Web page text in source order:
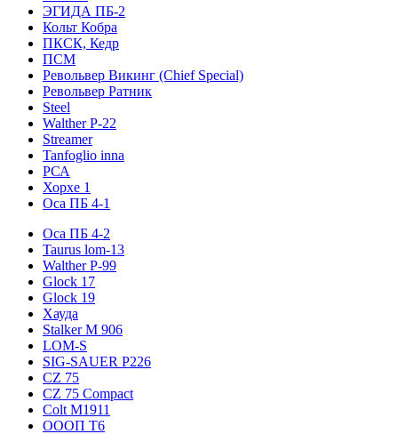
ЭГИДА ПБ-2
Кольт Кобра
ПКСК, Кедр
ПСМ
Револьвер Викинг (Chief Special)
Револьвер Ратник
Steel
Walther P-22
Streamer
Tanfoglio inna
РСА
Хорхе 1
Оса ПБ 4-1
Оса ПБ 4-2
Taurus lom-13
Walther P-99
Glock 17
Glock 19
Хауда
Stalker М 906
LOM-S
SIG-SAUER P226
CZ 75
CZ 75 Compact
Colt M1911
ОООП Т6